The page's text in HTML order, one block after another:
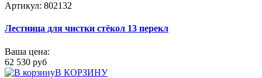
Артикул: 802132
Лестница для чистки стёкол 13 перекл
Ваша цена:
62 530 руб
В КОРЗИНУ